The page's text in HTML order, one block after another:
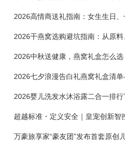
2026中秋送健康，燕窝礼盒怎么
2026婴儿洗发水沐浴露二合一排
超越标准・定义安全｜皇宠创新智
万豪旅享家“豪友团”发布首套原创